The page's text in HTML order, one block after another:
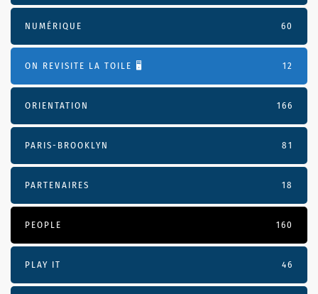
NUMÉRIQUE 60
ON REVISITE LA TOILE 🖥️ 12
ORIENTATION 166
PARIS-BROOKLYN 81
PARTENAIRES 18
PEOPLE 160
PLAY IT 46